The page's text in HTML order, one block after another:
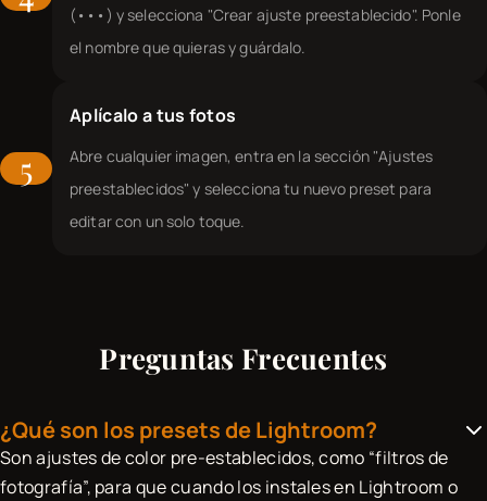
(•••) y selecciona "Crear ajuste preestablecido". Ponle
el nombre que quieras y guárdalo.
5
Aplícalo a tus fotos
Abre cualquier imagen, entra en la sección "Ajustes
preestablecidos" y selecciona tu nuevo preset para
editar con un solo toque.
Preguntas Frecuentes
¿Qué son los presets de Lightroom?
Son ajustes de color pre-establecidos, como “filtros de
fotografía”, para que cuando los instales en Lightroom o